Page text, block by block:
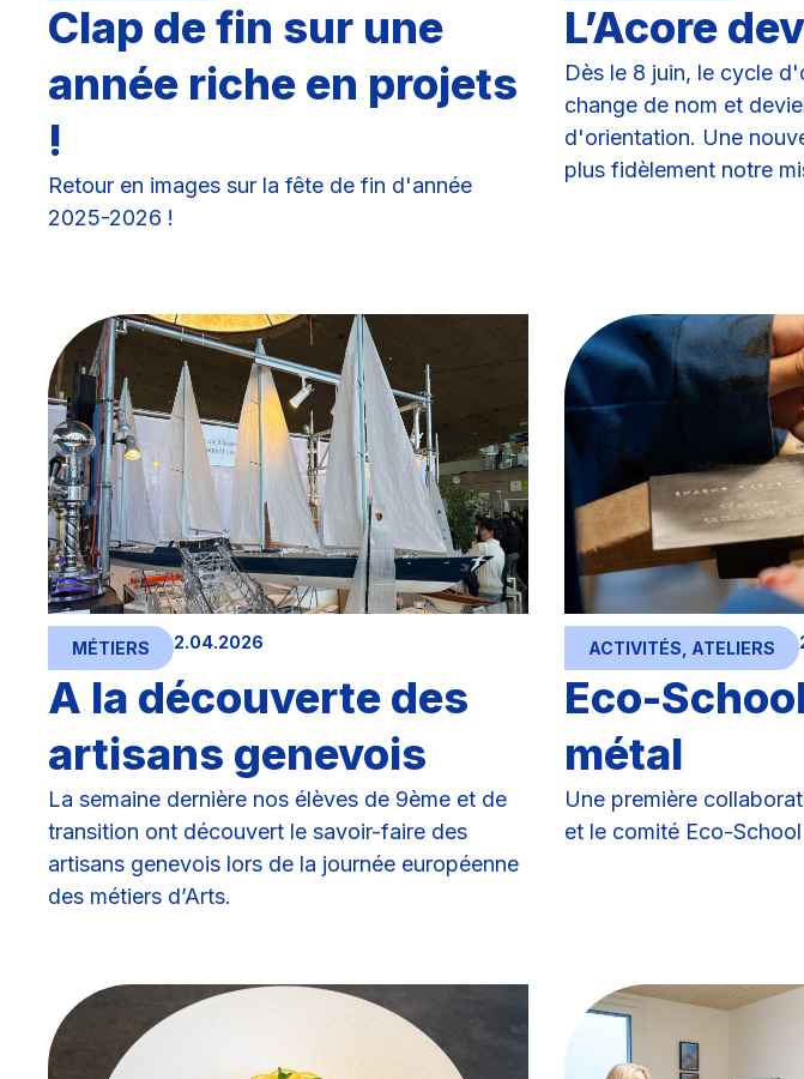
Clap de fin sur une
année riche en projets
!
Retour en images sur la fête de fin d'année
2025-2026 !
L’Acore
Dès le 8 juin, le cycle
change de nom et
d'orientation. Une
plus fidèlement notre
MÉTIERS 2.04.2026
A la découverte des
artisans genevois
La semaine dernière nos élèves de 9ème et de
transition ont découvert le savoir-faire des
artisans genevois lors de la journée européenne
des métiers d’Arts.
ACTIVITÉS ATELIERS
Eco-
métal
Une première
et le comité Eco-